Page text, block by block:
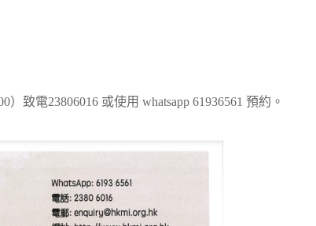
致電23806016 或使用 whatsapp 61936561 預約。